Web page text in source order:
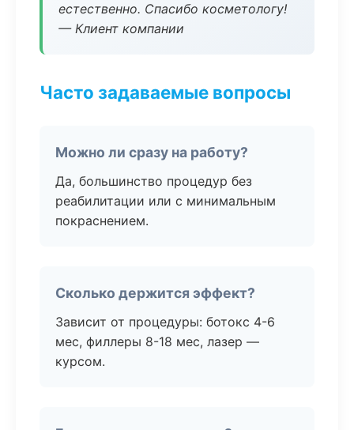
естественно. Спасибо косметологу!
— Клиент компании
Часто задаваемые вопросы
Можно ли сразу на работу?
Да, большинство процедур без
реабилитации или с минимальным
покраснением.
Сколько держится эффект?
Зависит от процедуры: ботокс 4-6
мес, филлеры 8-18 мес, лазер —
курсом.